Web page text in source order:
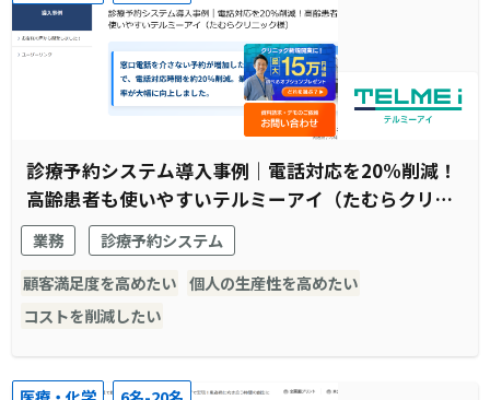
診療予約システム導入事例｜電話対応を20%削減！
高齢患者も使いやすいテルミーアイ（たむらクリニ
ック様）
業務
診療予約システム
顧客満足度を高めたい 個人の生産性を高めたい
コストを削減したい